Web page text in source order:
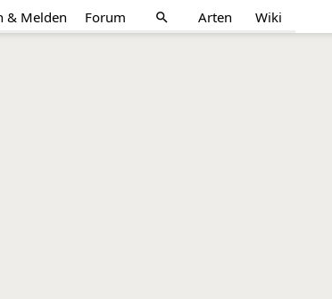
& Melden Forum search Arten Wiki